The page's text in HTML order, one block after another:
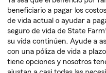
beneficiario a pagar los
de vida actual o ayudar a
seguro de vida de State
su vida continúen. Ayude a
con una póliza de vida a
tiene opciones y nosotros